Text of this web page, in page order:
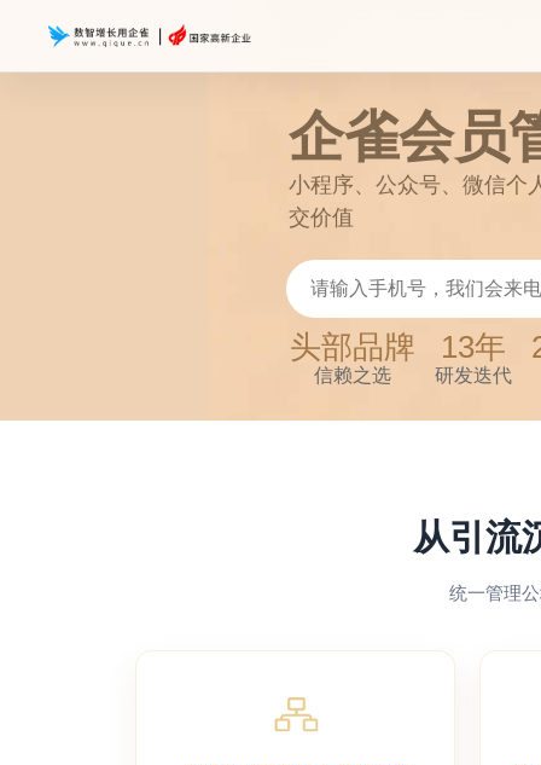
企雀会员
小程序、公众号、微信个
交价值
头部品牌 13年
信赖之选 研发迭代
从引流
统一管理